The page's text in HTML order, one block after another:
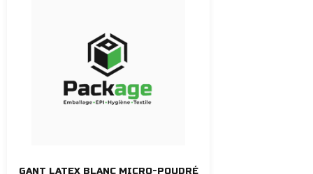
GANT LATEX BLANC MICRO-POUDRÉ